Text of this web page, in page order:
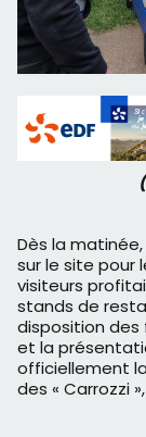
Dès la
sur le site pour
visiteurs
stands de
disposition des
et la
officiellement
des « Carrozzi